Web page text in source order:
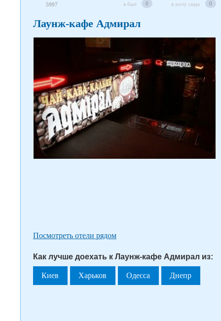
5997 я был 0 я хочу сюда 0
Лаунж-кафе Адмирал
Посмотреть отели рядом
Как лучше доехать к Лаунж-кафе Адмирал из:
Киев Харьков Одесса Днепр
Следите за нами в соцсетях